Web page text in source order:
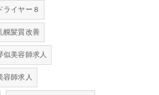
ライヤー８
幌髪質改善
似美容師求人
容師求人